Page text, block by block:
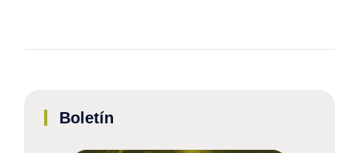
Boletín